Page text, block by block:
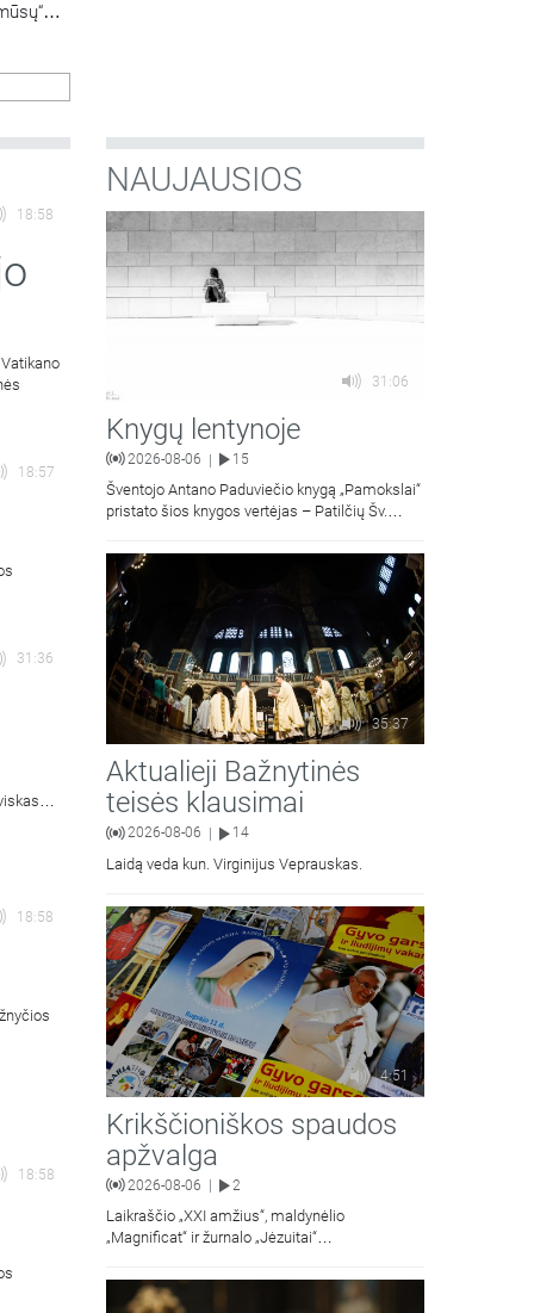
18:58
18:57
31:36
18:58
18:58
NAUJAUSIOS
31:06
Knygų lentynoje
2026-08-06 | 15
Šventojo Antano Paduviečio knygą „Pamokslai“
pristato šios knygos vertėjas – Patilčių Šv.
moralinės teologijos dr. Algirdas Petras
35:37
Aktualieji Bažnytinės
teisės klausimai
2026-08-06 14
Laidą veda kun. Virginijus Veprauskas.
4:51
Krikščioniškos spaudos
apžvalga
2026-08-06 2
Laikraščio „XXI amžius“, maldynėlio
„Magnificat“ ir žurnalo „Jėzuitai“